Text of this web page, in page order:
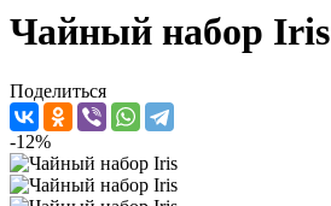
Чайный набор Iris
Поделиться
-12%